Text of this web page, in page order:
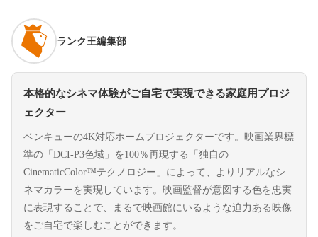
ランク王編集部
本格的なシネマ体験がご自宅で実現できる家庭用プロジ
ェクター
ベンキューの4K対応ホームプロジェクターです。映画業界標
準の「DCI-P3色域」を100％再現する「独自の
CinematicColor™テクノロジー」によって、よりリアルなシ
ネマカラーを実現しています。映画監督が意図する色を忠実
に表現することで、まるで映画館にいるような迫力ある映像
をご自宅で楽しむことができます。